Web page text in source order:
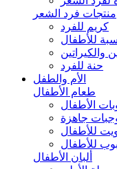
منتجات فرد الشعر
كريم للفرد
للأطفال
والكيراتين
حنة للفرد
الأم والطفل
طعام الأطفال
الأطفال
جاهزة
للأطفال
للأطفال
ألبان الأطفال